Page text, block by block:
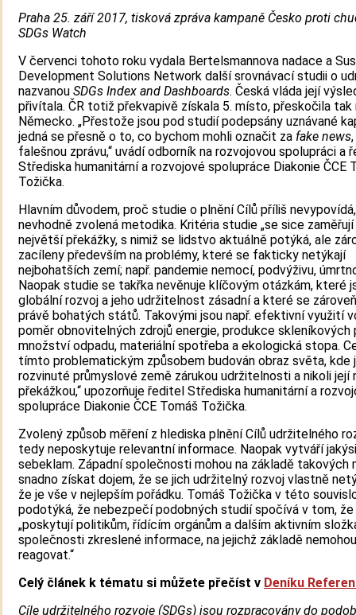
Praha 25. září 2017, tisková zpráva kampaně Česko proti
SDGs Watch
V červenci tohoto roku vydala Bertelsmannova nadace a
Development Solutions Network další srovnávací studii o
nazvanou SDGs Index and Dashboards. Česká vláda její
přivítala. ČR totiž překvapivě získala 5. místo, přeskočila tak
Německo. „Přestože jsou pod studií podepsány uznávané
jedná se přesně o to, co bychom mohli označit za fake news
falešnou zprávu,“ uvádí odborník na rozvojovou spolupráci a
Střediska humanitární a rozvojové spolupráce Diakonie ČCE
Tožička.
Hlavním důvodem, proč studie o plnění Cílů příliš
nevhodně zvolená metodika. Kritéria studie „se sice zaměřují
největší překážky, s nimiž se lidstvo aktuálně potýká, ale
zacíleny především na problémy, které se fakticky netýkají
nejbohatších zemí; např. pandemie nemocí, podvýživu,
Naopak studie se takřka nevěnuje klíčovým otázkám, které
globální rozvoj a jeho udržitelnost zásadní a které se
právě bohatých států. Takovými jsou např. efektivní využití
poměr obnovitelných zdrojů energie, produkce skleníkových
množství odpadu, materiální spotřeba a ekologická stopa.
tímto problematickým způsobem budován obraz světa, kde
rozvinuté průmyslové země zárukou udržitelnosti a nikoli její
překážkou,“ upozorňuje ředitel Střediska humanitární a
spolupráce Diakonie ČCE Tomáš Tožička.
Zvolený způsob měření z hlediska plnění Cílů udržitelného
tedy neposkytuje relevantní informace. Naopak vytváří jakýsi
sebeklam. Západní společnosti mohou na základě takových
snadno získat dojem, že se jich udržitelný rozvoj vlastně
že je vše v nejlepším pořádku. Tomáš Tožička v této
podotýká, že nebezpečí podobných studií spočívá v tom, že
„poskytují politikům, řídícím orgánům a dalším aktivním
společnosti zkreslené informace, na jejichž základě
reagovat.“
Celý článek k tématu si můžete přečíst v Deníku
Cíle udržitelného rozvoje (SDGs) jsou rozpracovány do